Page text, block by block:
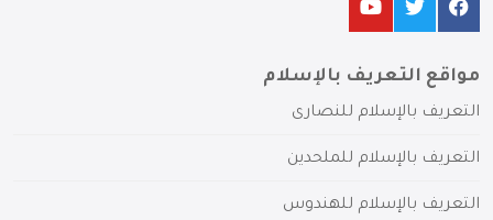
مواقع التعريف بالإسلام
التعريف بالإسلام للنصارى
التعريف بالإسلام للملحدين
التعريف بالإسلام للهندوس